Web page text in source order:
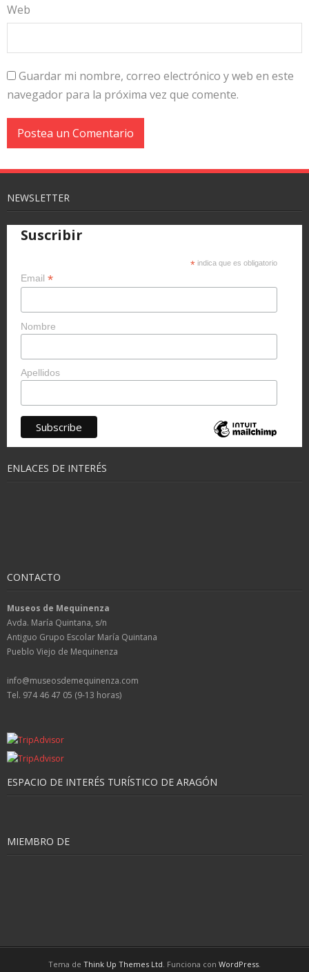
Web
Guardar mi nombre, correo electrónico y web en este
navegador para la próxima vez que comente.
NEWSLETTER
Suscribir
* indica que es obligatorio
Email *
Nombre
Apellidos
ENLACES DE INTERÉS
CONTACTO
Museos de Mequinenza
Avda. María Quintana, s/n
Antiguo Grupo Escolar María Quintana
Pueblo Viejo de Mequinenza
info@museosdemequinenza.com
Tel. 974 46 47 05 (9-13 horas)
ESPACIO DE INTERÉS TURÍSTICO DE ARAGÓN
MIEMBRO DE
Tema de Think Up Themes Ltd . Funciona con WordPress